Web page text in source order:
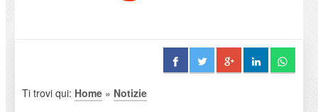
Ti trovi qui: Home» Notizie